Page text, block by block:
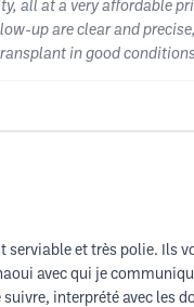
all at a very affordable
up are clear and
in good
serviable et très polie. Ils
avec qui je
interprété avec les